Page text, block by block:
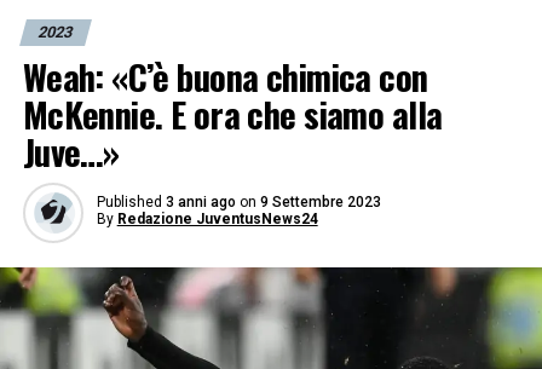
2023
Weah: «C’è buona chimica con
McKennie. E ora che siamo alla
Juve…»
Published 3 anni ago on 9 Settembre 2023
By Redazione JuventusNews24